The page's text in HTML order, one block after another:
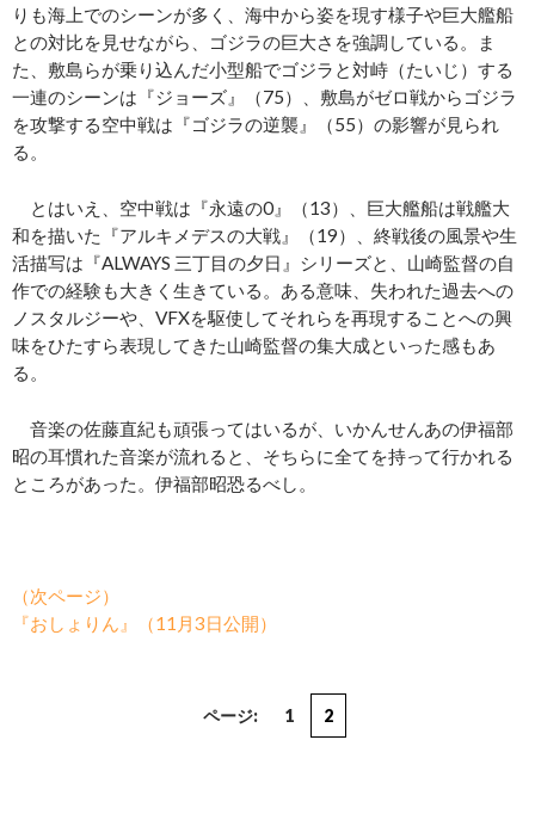
りも海上でのシーンが多く、海中から姿を現す様子や巨大艦船
との対比を見せながら、ゴジラの巨大さを強調している。ま
た、敷島らが乗り込んだ小型船でゴジラと対峙（たいじ）する
一連のシーンは『ジョーズ』（75）、敷島がゼロ戦からゴジラ
を攻撃する空中戦は『ゴジラの逆襲』（55）の影響が見られ
る。
とはいえ、空中戦は『永遠の0』（13）、巨大艦船は戦艦大
和を描いた『アルキメデスの大戦』（19）、終戦後の風景や生
活描写は『ALWAYS 三丁目の夕日』シリーズと、山崎監督の自
作での経験も大きく生きている。ある意味、失われた過去への
ノスタルジーや、VFXを駆使してそれらを再現することへの興
味をひたすら表現してきた山崎監督の集大成といった感もあ
る。
音楽の佐藤直紀も頑張ってはいるが、いかんせんあの伊福部
昭の耳慣れた音楽が流れると、そちらに全てを持って行かれる
ところがあった。伊福部昭恐るべし。
（次ページ）
『おしょりん』（11月3日公開）
ページ: 1 2